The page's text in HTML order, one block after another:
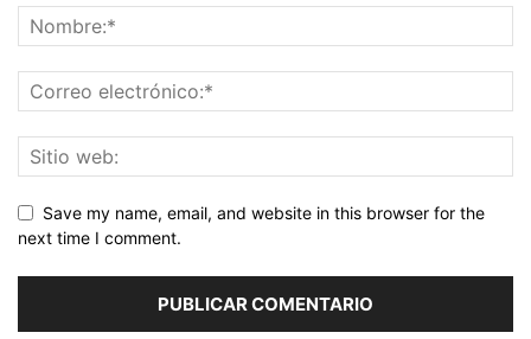
Save my name, email, and website in this browser for the
next time I comment.